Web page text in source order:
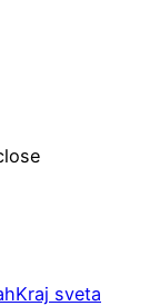
Kraj sveta